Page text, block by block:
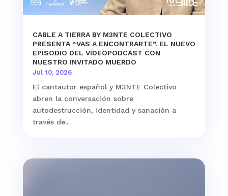
CABLE A TIERRA BY M3NTE COLECTIVO
PRESENTA “VAS A ENCONTRARTE”. EL NUEVO
EPISODIO DEL VIDEOPODCAST CON
NUESTRO INVITADO MUERDO
Jul 10, 2026
El cantautor español y M3NTE Colectivo
abren la conversación sobre
autodestrucción, identidad y sanación a
través de...